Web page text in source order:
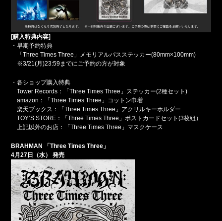
[購入特典内容]
・早期予約特典
「Three Times Three」メモリアルパスステッカー(80mm×100mm)
※3/21(月)23:59までにご予約の方が対象
・各ショップ購入特典
Tower Records：「Three Times Three」ステッカー(2種セット)
amazon：「Three Times Three」コットン巾着
楽天ブックス：「Three Times Three」アクリルキーホルダー
TOY’S STORE：「Three Times Three」ポストカードセット(3枚組）
上記以外のお店：「Three Times Three」マスクケース
BRAHMAN
「Three Times Three」
4月27日（水） 発売